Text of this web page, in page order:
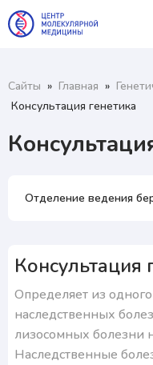
Сайты » Главная »
Консультация генетика
Отделение ведения
Консультация
Определяет из
наследственных
лизосомных болезни
Наследственные
Ваш пол:
График
Алматы